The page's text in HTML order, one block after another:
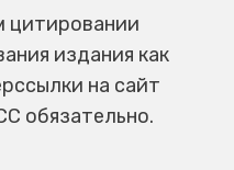
цитировании
издания как
на сайт
обязательно.